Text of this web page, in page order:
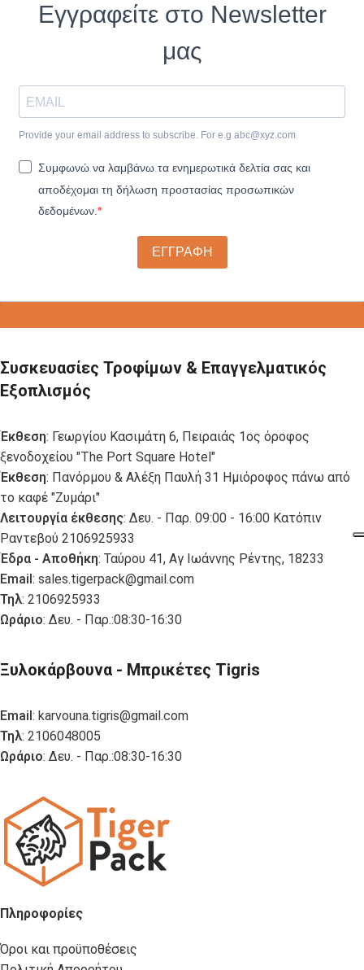
Εγγραφείτε στο Newsletter
μας
Provide your email address to subscribe. For e.g abc@xyz.com
Συμφωνώ να λαμβάνω τα ενημερωτικά δελτία σας και
αποδέχομαι τη δήλωση προστασίας προσωπικών
δεδομένων.
ΕΓΓΡΑΦΗ
Συσκευασίες Τροφίμων & Επαγγελματικός
Εξοπλισμός
Έκθεση: Γεωργίου Κασιμάτη 6, Πειραιάς 1ος όροφος
ξενοδοχείου "The Port Square Hotel"
Έκθεση: Πανόρμου & Αλέξη Παυλή 31 Ημιόροφος πάνω από
το καφέ "Ζυμάρι"
Λειτουργία έκθεσης: Δευ. - Παρ. 09:00 - 16:00 Κατόπιν
Ραντεβού 2106925933
Έδρα - Αποθήκη: Ταύρου 41, Αγ Ιωάννης Ρέντης, 18233
Email: sales.tigerpack@gmail.com
Τηλ: 2106925933
Ωράριο: Δευ. - Παρ.:08:30-16:30
Ξυλοκάρβουνα - Μπρικέτες Tigris
Email: karvouna.tigris@gmail.com
Τηλ: 2106048005
Ωράριο: Δευ. - Παρ.:08:30-16:30
Πληροφορίες
Όροι και προϋποθέσεις